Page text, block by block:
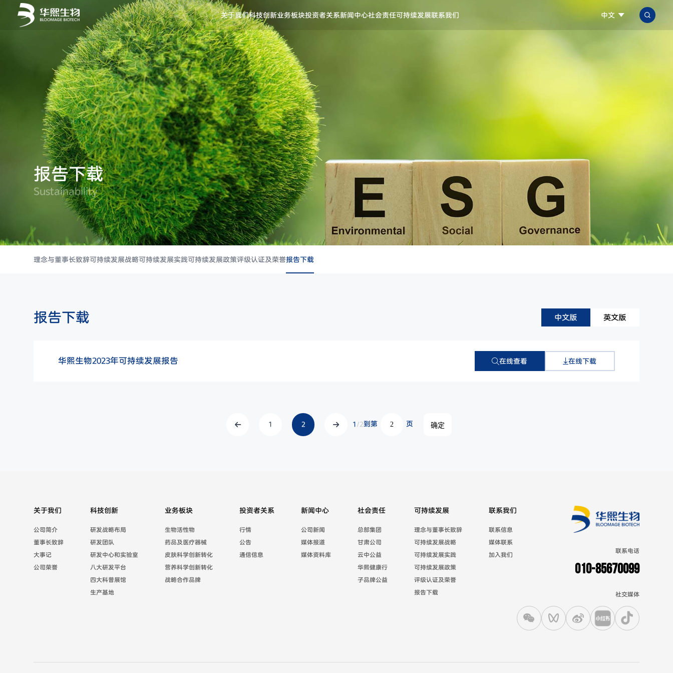
关于我们科技创新业务板块投资者关系新闻中心社会责任可持续发展联系我们 中文
报告下载
Sustainability
理念与董事长致辞可持续发展战略可持续发展实践可持续发展政策评级认证及荣誉报告下载
报告下载 中文版 英文版
华熙生物2023年可持续发展报告 在线查看 在线下载
1 2 1/2到第 页 确定
关于我们
公司简介
董事长致辞
大事记
公司荣誉
科技创新
研发战略布局
研发团队
研发中心和实验室
八大研发平台
四大科普展馆
生产基地
业务板块
生物活性物
药品及医疗器械
皮肤科学创新转化
营养科学创新转化
战略合作品牌
投资者关系
行情
公告
通信信息
新闻中心
公司新闻
媒体报道
媒体资料库
社会责任
总部集团
甘肃公司
云中公益
华熙健康行
子品牌公益
可持续发展
理念与董事长致辞
可持续发展战略
可持续发展实践
可持续发展政策
评级认证及荣誉
报告下载
联系我们
联系信息
媒体联系
加入我们
联系电话
010-85670099
社交媒体